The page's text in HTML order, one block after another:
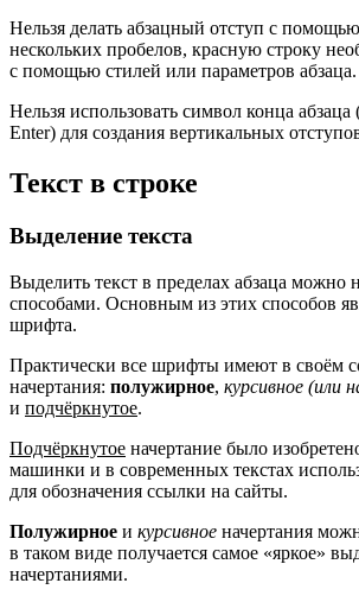
Нельзя делать абзацный отступ с
нескольких пробе­лов, красную строку
с помощью стилей или параметров абзаца.
Нельзя использовать символ конца
Enter) для со­здания вертикальных
Текст в строке
Выделение текста
Выделить текст в пределах абзаца можно
способами. Основным из этих способов
шрифта.
Практически все шрифты имеют в своём
начертания: полужирное, курсивное (или
и подчёркнутое.
Подчёркнутое начертание было
машинки и в современных текстах
для обозначения ссылки на сайты.
Полужирное и курсивное начертания
в таком виде получается самое «яркое»
начертаниями.